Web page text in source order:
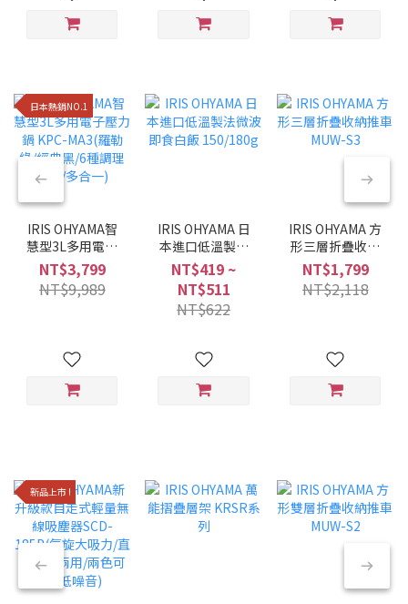
日本熱銷NO.1
IRIS OHYAMA智
慧型3L多用電子
壓力鍋 KPC-
MA3(羅勒綠/經典
黑/6種調理模式/
NT$3,799
NT$9,989
IRIS OHYAMA 日
本進口低溫製法
微波即食白飯
150/180g
NT$419 ~
NT$511
NT$622
IRIS OHYAMA 方
形三層折疊收納
推車 MUW-S3
NT$1,799
NT$2,118
新品上市 !